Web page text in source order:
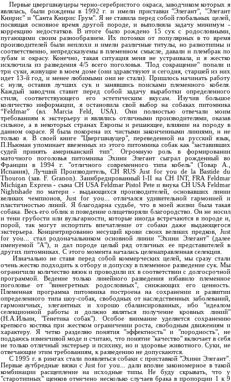
Первые цвергшнауцеры черно-серебристого окраса, заводчиком которых я
являлась, были рождены в 1992 г. и имели приставки "Элегант", "Элегант
Книрис" и "Санта Книрис Грум". Я не ставила перед собой глобальных целей,
посвящая основное время другой породе, и выполняла задачу минимум -
коррекцию недостатков. В итоге было рождено 15 сук с родословными,
пугающими своим разнообразием. Их потомки от популярных в то время
производителей были неплохи и имели различные титулы, но разнотипны и
соответственно, непредсказуемы в племенном смысле, давали и плембрак по
зубам и окрасу. Конечно, такая ситуация меня не устраивала, и я жестко
исключила из разведения 4/5 всего поголовья. "Под сокращение" попали и
три суки, живущие в моем доме (они здравствуют и сегодня, старшей из них
идет 13-й год, и менее любимыми они не стали). Пришлось начинать работу
с нуля, оставив лучших сук и занявшись поисками племенного кобеля.
Каждый заводчик ставит перед собой задачу выработки определенного
стиля, соответствующего его эстетическим вкусам. Изучив большое
количество информации, я остановила свой выбор на собаках питомника
“Feldmar” (вл. Marcia Feld, USA). Они полностью отвечали моим
требованиям к экстерьеру и являлись отличными производителями, оказав
сильное, а в некоторых странах Европы и решающее, влияние на породу в
данном окрасе. Я была покорена их чистыми законченными линиями, и не
только я. В своей книге "Цвергшнауцер", переведенной на русский язык,
П.Ньюман упоминает ввезенных из этого питомника собак как "заставивших
судей принять американский тип". Огромную роль в формировании
маточного поголовья питомника Эхини Элегант сыграл рожденный во
Франции в 1994 г. "отличного современного типа кобель" (Товар А.,
Испания), Лучший Производитель, CH RUS Just for you de la Bastide du
Thouron (зав. F. Granon). Заинбредированный I-II на CH INT, FRA Feldmar
Michigan Express - сына CH USA Feldmar Pistol Pete и внука CH USA Feldmar
Nightshade по матери - выдающихся производителей, основавших линии
великих чемпионов, Just for you... отличался удивительной гармонией и
пластичностью линий. Я благодарна судьбе, что в моей жизни была такая
собака. Весь его облик и поведение олицетворяли благородство. Он не носил
и тени грубости или вульгарности, которые иногда встречаются в породе и,
порой, так могут испортить впечатление от собаки даже выдающегося
экстерьера. Концентрированно несущий крови своих великих предков, Just
for you... стал родоначальником основной линии "Эхини Элегант" (далее
именуемой "А"), и дал породе целый ряд отличных ее представителей в
других питомниках. С этого момента началась целенаправленная селекция.
Изначально не ставя перед собой коммерческих целей, мы сразу стали
очень жестко подходить к отбору и допуску в племенное разведение сук. Мы
ограничили количество вязок и проводили их в соответствии с долгосрочной
программой. Ведение только линейного разведения избавило племенное
поголовье от "винегретных родословных", снижающих его ценность.
Племенная программа питомника построена на сохранении и развитии
определенного типа шоу-собак, свободных от наследственных заболеваний,
гармоничных, элегантных и хорошо сбалансированных, ибо "идеалом
селекционной работы и должно являться получение кровных линий"
(Н.А.Ильин, "Генетика собак"). Особое внимание уделяется сохранению
крепкого костяка при жестком ограничении роста, свободным движениям и
характеру. Я четко разделяю понятия "эффектность" и "породность", не
поддаюсь изменчивой моде и считаю, что понятие "качество" включает в себя
не только отличный экстерьер и психику, но и здоровье животного. Суки, не
отвечающие этим требованиям, к разведению не допускаются.
С 1995 г. в рингах стали появляться собаки с приставкой "Эхини Элегант".
Первые аутбредные вязки с Just for you... дали вполне закономерное в такой
комбинации расщепление на исходные типы. Не буду скрывать, что у
"старотипных" щенков отмечено несколько случаев брака в пропорции 1 к 9